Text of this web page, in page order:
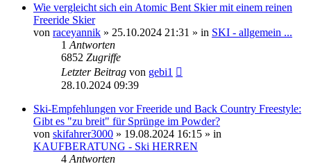
Wie vergleicht sich ein Atomic Bent Skier mit einem reinen
Freeride Skier
von raceyannik » 25.10.2024 21:31 » in SKI - allgemein ...
1 Antworten
6852 Zugriffe
Letzter Beitrag von gebi1
28.10.2024 09:39
Ski-Empfehlungen vor Freeride und Back Country Freestyle:
Gibt es "zu breit" für Sprünge im Powder?
von skifahrer3000 » 19.08.2024 16:15 » in
KAUFBERATUNG - Ski HERREN
4 Antworten